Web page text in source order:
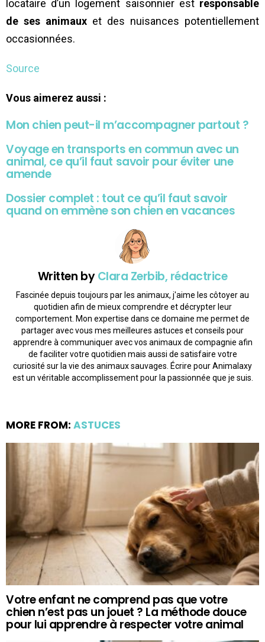
locataire d’un logement saisonnier est responsable
de ses animaux et des nuisances potentiellement
occasionnées.
Source
Vous aimerez aussi :
Mon chien peut-il m’accompagner partout ?
Voyage en transports en commun avec un
animal, ce qu’il faut savoir pour éviter une
amende
Dossier complet : tout ce qu’il faut savoir
quand on emmène son chien en vacances
Written byClara Zerbib, rédactrice
Fascinée depuis toujours par les animaux, j'aime les côtoyer au
quotidien afin de mieux comprendre et décrypter leur
comportement. Mon expertise dans ce domaine me permet de
partager avec vous mes meilleures astuces et conseils pour
apprendre à communiquer avec vos animaux de compagnie afin
de faciliter votre quotidien mais aussi de satisfaire votre
curiosité sur la vie des animaux sauvages. Écrire pour Animalaxy
est un véritable accomplissement pour la passionnée que je suis.
MORE FROM: ASTUCES
Votre enfant ne comprend pas que votre
chien n’est pas un jouet ? La méthode douce
pour lui apprendre à respecter votre animal